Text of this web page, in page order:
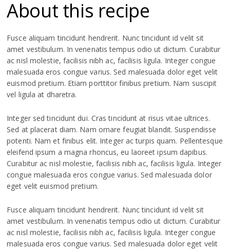
About this recipe
Fusce aliquam tincidunt hendrerit. Nunc tincidunt id velit sit
amet vestibulum. In venenatis tempus odio ut dictum. Curabitur
ac nisl molestie, facilisis nibh ac, facilisis ligula. Integer congue
malesuada eros congue varius. Sed malesuada dolor eget velit
euismod pretium. Etiam porttitor finibus pretium. Nam suscipit
vel ligula at dharetra.
Integer sed tincidunt dui. Cras tincidunt at risus vitae ultrices.
Sed at placerat diam. Nam ornare feugiat blandit. Suspendisse
potenti. Nam et finibus elit. Integer ac turpis quam. Pellentesque
eleifend ipsum a magna rhoncus, eu laoreet ipsum dapibus.
Curabitur ac nisl molestie, facilisis nibh ac, facilisis ligula. Integer
congue malesuada eros congue varius. Sed malesuada dolor
eget velit euismod pretium.
Fusce aliquam tincidunt hendrerit. Nunc tincidunt id velit sit
amet vestibulum. In venenatis tempus odio ut dictum. Curabitur
ac nisl molestie, facilisis nibh ac, facilisis ligula. Integer congue
malesuada eros congue varius. Sed malesuada dolor eget velit